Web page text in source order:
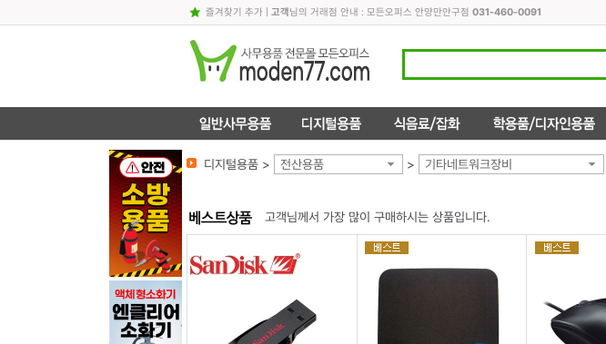
즐겨찾기 추가| 고객님의 거래점 안내 : 모든오피스 안양만안구점 031-460-0091
디지털용품 > 전산용품 > 기타네트워크장비
고객님께서 가장 많이 구매하시는 상품입니다.